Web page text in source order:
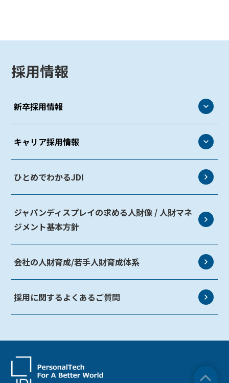
採用情報
新卒採用情報
新卒採用情報
代表メッセージ
社員インタビュー
選考フロー
新卒事務系職一覧
新卒技術職一覧
キャリア採用情報
キャリア採用情報
求人一覧
社員インタビュー
選考フロー
ひとめでわかるJDI
ジャパンディスプレイの求める人財像 / 人財マネ
ジメント基本方針
会社の人財育成/若手人財育成体系
採用に関するよくあるご質問